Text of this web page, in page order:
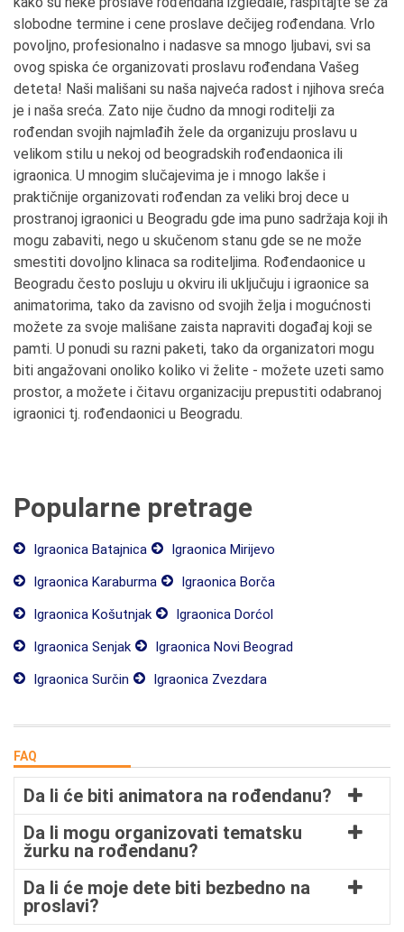
slobodne termine i cene proslave dečijeg rođendana. Vrlo
povoljno, profesionalno i nadasve sa mnogo ljubavi, svi sa
ovog spiska će organizovati proslavu rođendana Vašeg
deteta! Naši mališani su naša najveća radost i njihova sreća
je i naša sreća. Zato nije čudno da mnogi roditelji za
rođendan svojih najmlađih žele da organizuju proslavu u
velikom stilu u nekoj od beogradskih rođendaonica ili
igraonica. U mnogim slučajevima je i mnogo lakše i
praktičnije organizovati rođendan za veliki broj dece u
prostranoj igraonici u Beogradu gde ima puno sadržaja koji ih
mogu zabaviti, nego u skučenom stanu gde se ne može
smestiti dovoljno klinaca sa roditeljima. Rođendaonice u
Beogradu često posluju u okviru ili uključuju i igraonice sa
animatorima, tako da zavisno od svojih želja i mogućnosti
možete za svoje mališane zaista napraviti događaj koji se
pamti. U ponudi su razni paketi, tako da organizatori mogu
biti angažovani onoliko koliko vi želite - možete uzeti samo
prostor, a možete i čitavu organizaciju prepustiti odabranoj
igraonici tj. rođendaonici u Beogradu.
Popularne pretrage
Igraonica Batajnica
Igraonica Mirijevo
Igraonica Karaburma
Igraonica Borča
Igraonica Košutnjak
Igraonica Dorćol
Igraonica Senjak
Igraonica Novi Beograd
Igraonica Surčin
Igraonica Zvezdara
FAQ
Da li će biti animatora na rođendanu?
Da li mogu organizovati tematsku
žurku na rođendanu?
Da li će moje dete biti bezbedno na
proslavi?